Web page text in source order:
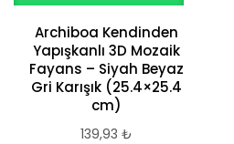
Archiboa Kendinden
Yapışkanlı 3D Mozaik
Fayans – Siyah Beyaz
Gri Karışık (25.4×25.4
cm)
139,93 ₺